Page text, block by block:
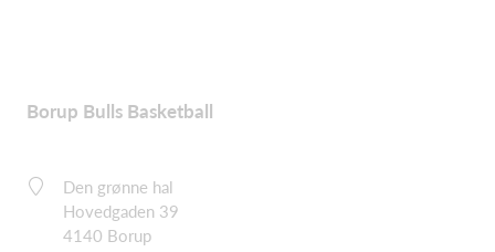
Borup Bulls Basketball
Den grønne hal
Hovedgaden 39
4140 Borup